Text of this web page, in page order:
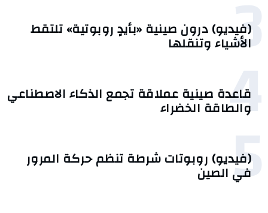
3
(فيديو) درون صينية «بأيدٍ روبوتية» تلتقط
الأشياء وتنقلها
4
قاعدة صينية عملاقة تجمع الذكاء الاصطناعي
والطاقة الخضراء
5
(فيديو) روبوتات شرطة تنظم حركة المرور
في الصين